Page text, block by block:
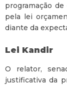
programação
pela lei
diante da
Lei Kandir
O relator,
justificativa da